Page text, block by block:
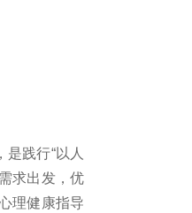
践行“以人
求出发，优
理健康指导